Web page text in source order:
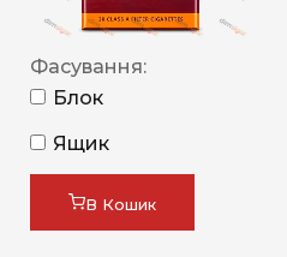
Фасування:
Блок
Ящик
В Кошик